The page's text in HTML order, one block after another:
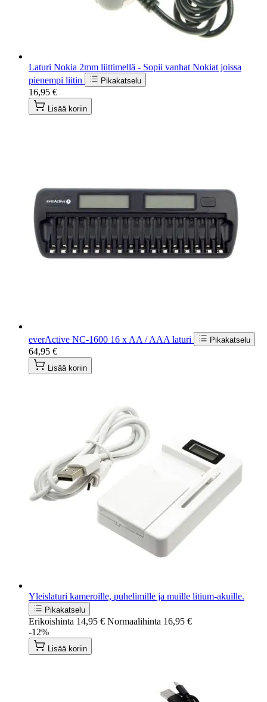
Laturi Nokia 2mm liittimellä - Sopii vanhat Nokiat joissa
pienempi liitin
Pikakatselu
16,95 €
Lisää koriin
everActive NC-1600 16 x AA / AAA laturi Pikakatselu
64,95 €
Lisää koriin
Yleislaturi kameroille, puhelimille ja muille litium-akuille.
Pikakatselu
Erikoishinta 14,95 € Normaalihinta 16,95 €
-12%
Lisää koriin